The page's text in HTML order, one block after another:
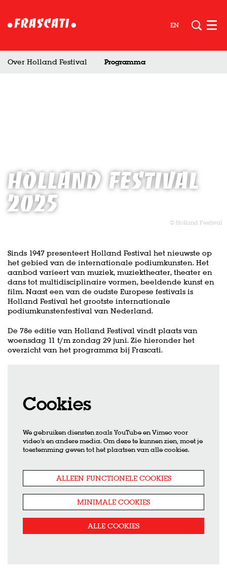
EN
Over Holland Festival Programma
© Holland Festival
Holland Festival
2025
Sinds 1947 presenteert Holland Festival het nieuwste op
het gebied van de internationale podiumkunsten. Het
aanbod varieert van muziek, muziektheater, theater en
dans tot multidisciplinaire vormen, beeldende kunst en
film. Naast een van de oudste Europese festivals is
Holland Festival het grootste internationale
podiumkunstenfestival van Nederland.
De 78e editie van Holland Festival vindt plaats van
woensdag 11 t/m zondag 29 juni. Zie hieronder het
overzicht van het programma bij Frascati.
Cookies
We gebruiken diensten zoals YouTube en Vimeo voor
video's en andere media. Om deze te kunnen zien, moet je
toestemming geven tot het plaatsen van alle cookies.
ALLEEN FUNCTIONELE COOKIES
MINIMALE COOKIES
ALLE COOKIES